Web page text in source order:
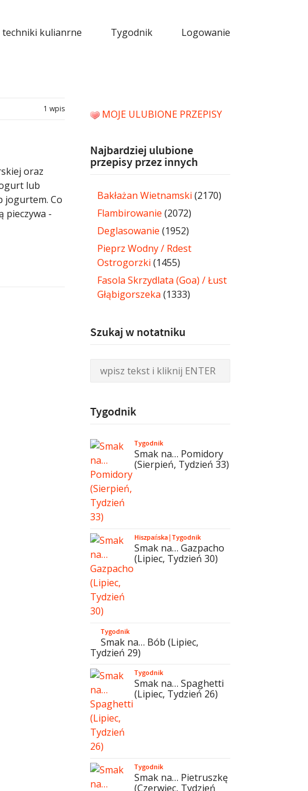
techniki kulianrne Tygodnik Logowanie
1 wpis
oraz
lub
jogurtem. Co
pieczywa -
MOJE ULUBIONE PRZEPISY
Najbardziej ulubione
przepisy przez innych
Bakłażan Wietnamski (2170)
Flambirowanie (2072)
Deglasowanie (1952)
Pieprz Wodny / Rdest
Ostrogorzki (1455)
Fasola Skrzydlata (Goa) / Łust
Głąbigorszeka (1333)
Szukaj w notatniku
Tygodnik
Tygodnik
Smak na… Pomidory
(Sierpień, Tydzień 33)
Hiszpańska|Tygodnik
Smak na… Gazpacho
(Lipiec, Tydzień 30)
Tygodnik
Smak na… Bób (Lipiec,
Tydzień 29)
Tygodnik
Smak na… Spaghetti
(Lipiec, Tydzień 26)
Tygodnik
Smak na… Pietruszkę
(Czerwiec, Tydzień